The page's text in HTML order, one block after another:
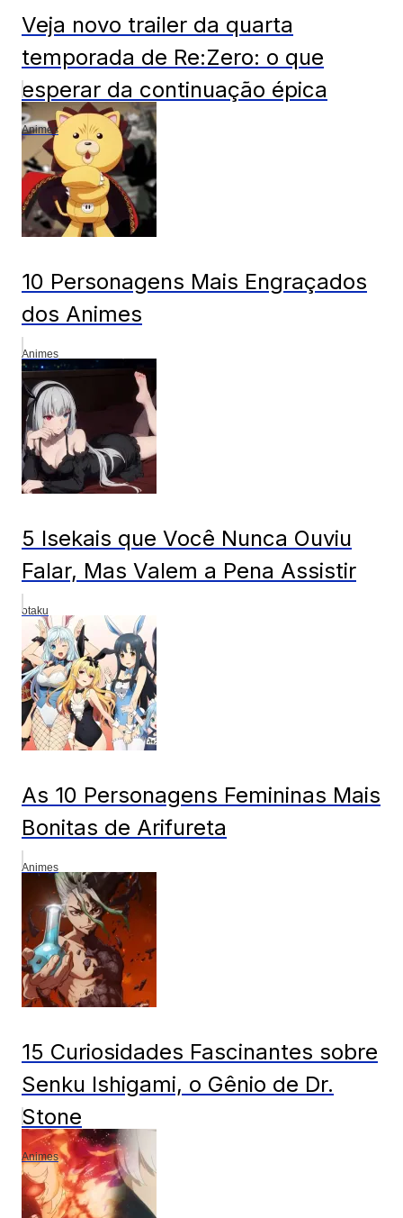
Veja novo trailer da quarta
temporada de Re:Zero: o que
esperar da continuação épica
Animes
10 Personagens Mais Engraçados
dos Animes
Animes
5 Isekais que Você Nunca Ouviu
Falar, Mas Valem a Pena Assistir
otaku
As 10 Personagens Femininas Mais
Bonitas de Arifureta
Animes
15 Curiosidades Fascinantes sobre
Senku Ishigami, o Gênio de Dr.
Stone
Animes